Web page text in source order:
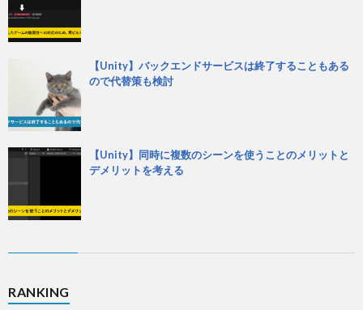
【Unity】バックエンドサービスは終了することもある
ので代替策も検討
【Unity】同時に複数のシーンを使うことのメリットと
デメリットを考える
RANKING